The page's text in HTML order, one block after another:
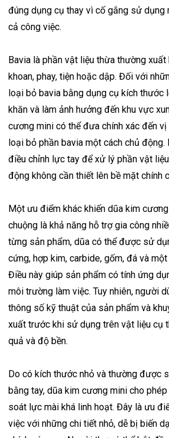
đúng dụng cụ thay vì cố gắng sử
cả công việc.
Bavia là phần vật liệu thừa thường xuất
khoan, phay, tiện hoặc dập. Đối với
loại bỏ bavia bằng dụng cụ kích thước
khăn và làm ảnh hưởng đến khu vực
cương mini có thể đưa chính xác đến
loại bỏ phần bavia một cách chủ động.
điều chỉnh lực tay để xử lý phần vật
động không cần thiết lên bề mặt chính
Một ưu điểm khác khiến dũa kim
chuộng là khả năng hỗ trợ gia công
từng sản phẩm, dũa có thể được sử
cứng, hợp kim, carbide, gốm, đá và
Điều này giúp sản phẩm có tính ứng
môi trường làm việc. Tuy nhiên, người
thông số kỹ thuật của sản phẩm và
xuất trước khi sử dụng trên vật liệu cụ
quả và độ bền.
Do có kích thước nhỏ và thường được
bằng tay, dũa kim cương mini cho
soát lực mài khá linh hoạt. Đây là ưu
việc với những chi tiết nhỏ, dễ bị biến